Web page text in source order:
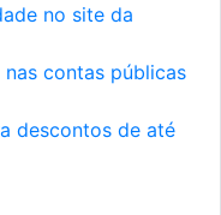
no site da
contas públicas
descontos de até